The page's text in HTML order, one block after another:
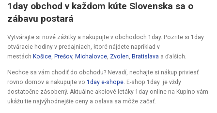
1day obchod v každom kúte Slovenska sa o
zábavu postará
Vytvárajte si nové zážitky a nakupujte v obchodoch 1day. Pozrite si 1day
otváracie hodiny v predajniach, ktoré nájdete napríklad v
mestách Košice, Prešov, Michalovce, Zvolen, Bratislava a ďalších.
Nechce sa vám chodiť do obchodu? Nevadí, nechajte si nákup priviesť
rovno domov a nakupujte vo 1day e-shope. E-shop 1day je vždy
dostatočne zásobený. Aktuálne akciové letáky 1day online na Kupino vám
ukážu tie najvýhodnejšie ceny a oslava sa môže začať.